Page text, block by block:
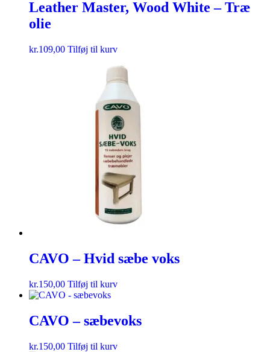
Leather Master, Wood White – Træ
olie
kr.109,00 Tilføj til kurv
CAVO – Hvid sæbe voks
kr.150,00 Tilføj til kurv
CAVO – sæbevoks
kr.150,00 Tilføj til kurv